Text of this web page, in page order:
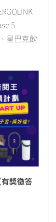
5
星巴克飲
獎徵答